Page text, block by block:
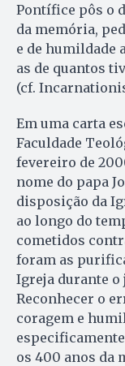
Pontífice pôs o
da memória,
e de humildade
as de quantos
(cf.
Em uma carta
Faculdade
fevereiro de
nome do papa
disposição da
ao longo do
cometidos
foram as
Igreja durante
Reconhecer o
coragem e
os 400 anos da